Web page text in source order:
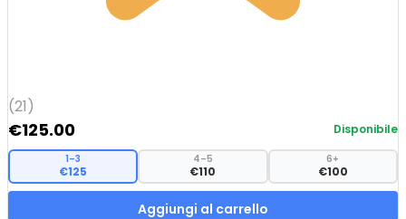
(21)
€125.00 Disponibile
1–3
€125
4–5
€110
6+
€100
Aggiungi al carrello